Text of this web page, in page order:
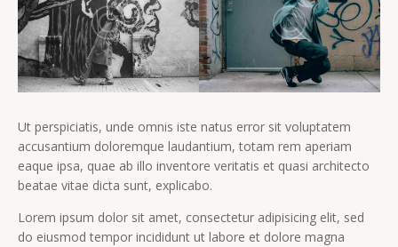
Ut perspiciatis, unde omnis iste natus error sit voluptatem
accusantium doloremque laudantium, totam rem aperiam
eaque ipsa, quae ab illo inventore veritatis et quasi architecto
beatae vitae dicta sunt, explicabo.
Lorem ipsum dolor sit amet, consectetur adipisicing elit, sed
do eiusmod tempor incididunt ut labore et dolore magna